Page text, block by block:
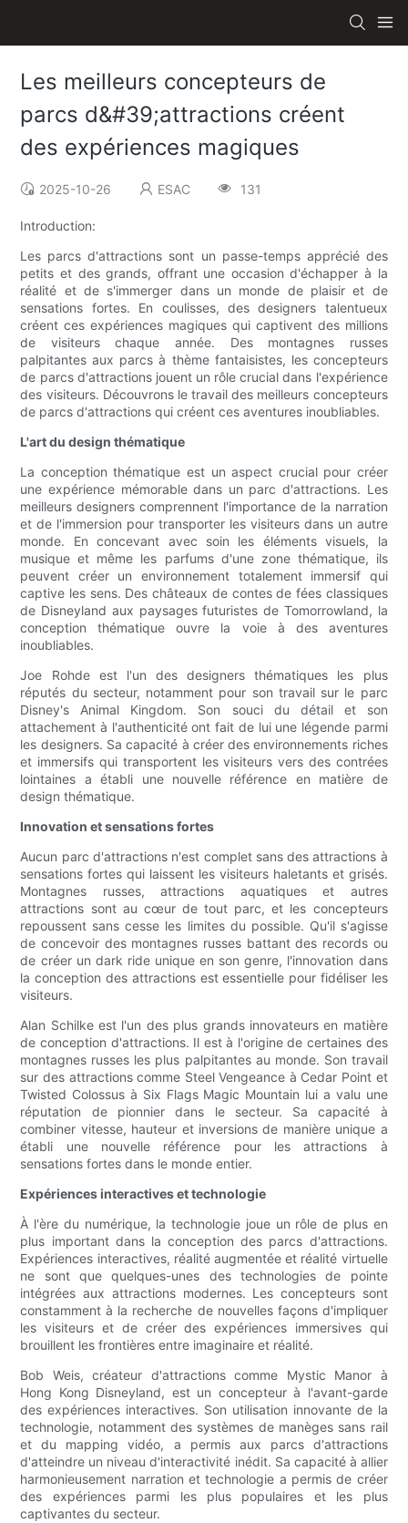
Les meilleurs concepteurs de
parcs d&#39;attractions créent
des expériences magiques
2025-10-26 ESAC 131
Introduction:
Les parcs d'attractions sont un passe-temps apprécié des
petits et des grands, offrant une occasion d'échapper à la
réalité et de s'immerger dans un monde de plaisir et de
sensations fortes. En coulisses, des designers talentueux
créent ces expériences magiques qui captivent des millions
de visiteurs chaque année. Des montagnes russes
palpitantes aux parcs à thème fantaisistes, les concepteurs
de parcs d'attractions jouent un rôle crucial dans l'expérience
des visiteurs. Découvrons le travail des meilleurs concepteurs
de parcs d'attractions qui créent ces aventures inoubliables.
L'art du design thématique
La conception thématique est un aspect crucial pour créer
une expérience mémorable dans un parc d'attractions. Les
meilleurs designers comprennent l'importance de la narration
et de l'immersion pour transporter les visiteurs dans un autre
monde. En concevant avec soin les éléments visuels, la
musique et même les parfums d'une zone thématique, ils
peuvent créer un environnement totalement immersif qui
captive les sens. Des châteaux de contes de fées classiques
de Disneyland aux paysages futuristes de Tomorrowland, la
conception thématique ouvre la voie à des aventures
inoubliables.
Joe Rohde est l'un des designers thématiques les plus
réputés du secteur, notamment pour son travail sur le parc
Disney's Animal Kingdom. Son souci du détail et son
attachement à l'authenticité ont fait de lui une légende parmi
les designers. Sa capacité à créer des environnements riches
et immersifs qui transportent les visiteurs vers des contrées
lointaines a établi une nouvelle référence en matière de
design thématique.
Innovation et sensations fortes
Aucun parc d'attractions n'est complet sans des attractions à
sensations fortes qui laissent les visiteurs haletants et grisés.
Montagnes russes, attractions aquatiques et autres
attractions sont au cœur de tout parc, et les concepteurs
repoussent sans cesse les limites du possible. Qu'il s'agisse
de concevoir des montagnes russes battant des records ou
de créer un dark ride unique en son genre, l'innovation dans
la conception des attractions est essentielle pour fidéliser les
visiteurs.
Alan Schilke est l'un des plus grands innovateurs en matière
de conception d'attractions. Il est à l'origine de certaines des
montagnes russes les plus palpitantes au monde. Son travail
sur des attractions comme Steel Vengeance à Cedar Point et
Twisted Colossus à Six Flags Magic Mountain lui a valu une
réputation de pionnier dans le secteur. Sa capacité à
combiner vitesse, hauteur et inversions de manière unique a
établi une nouvelle référence pour les attractions à
sensations fortes dans le monde entier.
Expériences interactives et technologie
À l'ère du numérique, la technologie joue un rôle de plus en
plus important dans la conception des parcs d'attractions.
Expériences interactives, réalité augmentée et réalité virtuelle
ne sont que quelques-unes des technologies de pointe
intégrées aux attractions modernes. Les concepteurs sont
constamment à la recherche de nouvelles façons d'impliquer
les visiteurs et de créer des expériences immersives qui
brouillent les frontières entre imaginaire et réalité.
Bob Weis, créateur d'attractions comme Mystic Manor à
Hong Kong Disneyland, est un concepteur à l'avant-garde
des expériences interactives. Son utilisation innovante de la
technologie, notamment des systèmes de manèges sans rail
et du mapping vidéo, a permis aux parcs d'attractions
d'atteindre un niveau d'interactivité inédit. Sa capacité à allier
harmonieusement narration et technologie a permis de créer
des expériences parmi les plus populaires et les plus
captivantes du secteur.